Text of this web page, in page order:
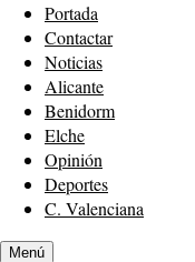
Portada
Contactar
Noticias
Alicante
Benidorm
Elche
Opinión
Deportes
C. Valenciana
Menú